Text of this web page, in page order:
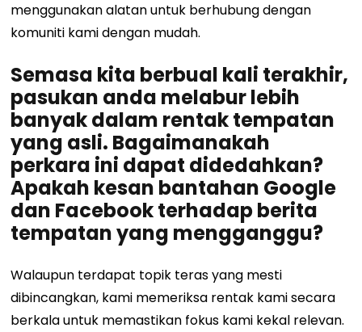
menggunakan alatan untuk berhubung dengan
komuniti kami dengan mudah.
Semasa kita berbual kali terakhir,
pasukan anda melabur lebih
banyak dalam rentak tempatan
yang asli. Bagaimanakah
perkara ini dapat didedahkan?
Apakah kesan bantahan Google
dan Facebook terhadap berita
tempatan yang mengganggu?
Walaupun terdapat topik teras yang mesti
dibincangkan, kami memeriksa rentak kami secara
berkala untuk memastikan fokus kami kekal relevan.